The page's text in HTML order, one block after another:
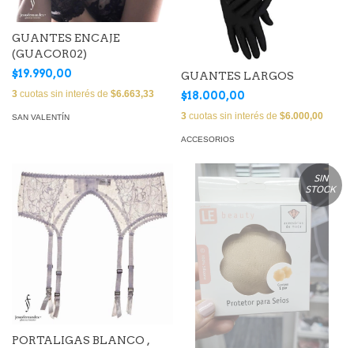
GUANTES ENCAJE
(GUACOR02)
$19.990,00
3 cuotas sin interés de $6.663,33
SAN VALENTÍN
GUANTES LARGOS
$18.000,00
3 cuotas sin interés de $6.000,00
ACCESORIOS
PORTALIGAS BLANCO ,
SIN
STOCK